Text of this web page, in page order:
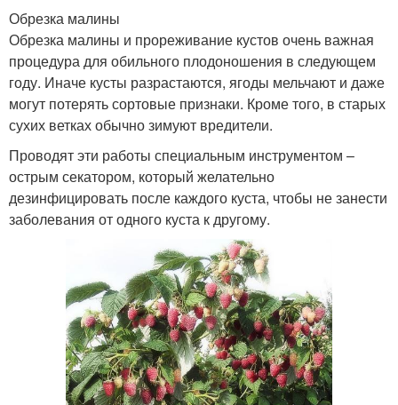
Обрезка малины
Обрезка малины и прореживание кустов очень важная
процедура для обильного плодоношения в следующем
году. Иначе кусты разрастаются, ягоды мельчают и даже
могут потерять сортовые признаки. Кроме того, в старых
сухих ветках обычно зимуют вредители.
Проводят эти работы специальным инструментом –
острым секатором, который желательно
дезинфицировать после каждого куста, чтобы не занести
заболевания от одного куста к другому.